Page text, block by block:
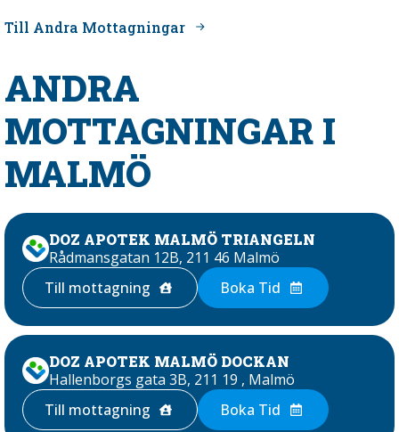
Till Andra Mottagningar
ANDRA
MOTTAGNINGAR I
MALMÖ
DOZ APOTEK MALMÖ TRIANGELN
Rådmansgatan 12B, 211 46 Malmö
Till mottagning
Boka Tid
DOZ APOTEK MALMÖ DOCKAN
Hallenborgs gata 3B, 211 19 , Malmö
Till mottagning
Boka Tid